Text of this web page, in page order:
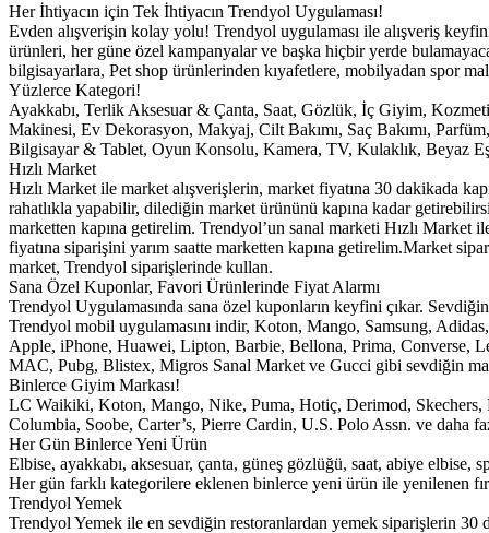
Her İhtiyacın için Tek İhtiyacın Trendyol Uygulaması!
Evden alışverişin kolay yolu! Trendyol uygulaması ile alışveriş
ürünleri, her güne özel kampanyalar ve başka hiçbir yerde
bilgisayarlara, Pet shop ürünlerinden kıyafetlere, mobilyadan spor
Yüzlerce Kategori!
Ayakkabı, Terlik Aksesuar & Çanta, Saat, Gözlük, İç Giyim,
Makinesi, Ev Dekorasyon, Makyaj, Cilt Bakımı, Saç Bakımı,
Bilgisayar & Tablet, Oyun Konsolu, Kamera, TV, Kulaklık, Beyaz
Hızlı Market
Hızlı Market ile market alışverişlerin, market fiyatına 30 dakikada
rahatlıkla yapabilir, dilediğin market ürününü kapına kadar
marketten kapına getirelim. Trendyol’un sanal marketi Hızlı Market
fiyatına siparişini yarım saatte marketten kapına getirelim.Market
market, Trendyol siparişlerinde kullan.
Sana Özel Kuponlar, Favori Ürünlerinde Fiyat Alarmı
Trendyol Uygulamasında sana özel kuponların keyfini çıkar.
Trendyol mobil uygulamasını indir, Koton, Mango, Samsung,
Apple, iPhone, Huawei, Lipton, Barbie, Bellona, Prima, Converse,
MAC, Pubg, Blistex, Migros Sanal Market ve Gucci gibi sevdiğin
Binlerce Giyim Markası!
LC Waikiki, Koton, Mango, Nike, Puma, Hotiç, Derimod, Skechers,
Columbia, Soobe, Carter’s, Pierre Cardin, U.S. Polo Assn. ve daha
Her Gün Binlerce Yeni Ürün
Elbise, ayakkabı, aksesuar, çanta, güneş gözlüğü, saat, abiye
Her gün farklı kategorilere eklenen binlerce yeni ürün ile yenilenen
Trendyol Yemek
Trendyol Yemek ile en sevdiğin restoranlardan yemek siparişlerin